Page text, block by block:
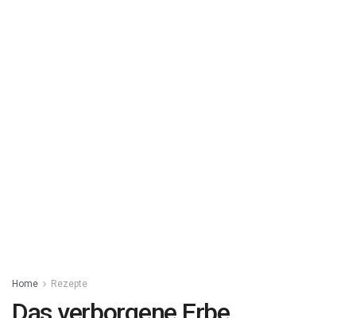
Home Rezepte